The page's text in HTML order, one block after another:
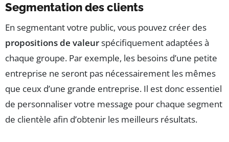
Segmentation des clients
En segmentant votre public, vous pouvez créer des
propositions de valeurspécifiquement adaptées à
chaque groupe. Par exemple, les besoins d’une petite
entreprise ne seront pas nécessairement les mêmes
que ceux d’une grande entreprise. Il est donc essentiel
de personnaliser votre message pour chaque segment
de clientèle afin d’obtenir les meilleurs résultats.